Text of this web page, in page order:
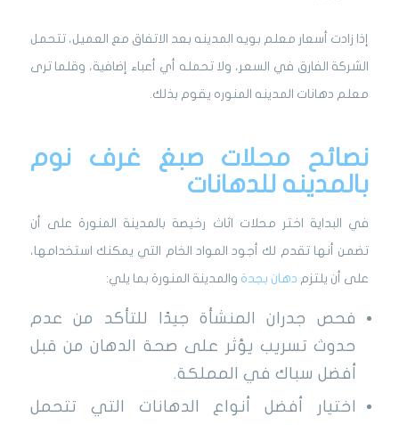
إذا زادت أسعار معلم بويه المدينه بعد الاتفاق مع العميل، تتحمل
الشركة الفارق في السعر، ولا تحمله أي أعباء إضافية، وقلما ترى
معلم دهانات المدينه المنوره يقوم بذلك.
نصائح محلات صبغ غرف نوم
بالمدينه للدهانات
في البداية اختر محلات اثاث رخيصة بالمدينة المنورة على أن
تضمن أنها تقدم لك أجود المواد الخام التي يمكنك استخدامها،
على أن يلتزم دهان بجدة والمدينة المنورة بما يلي:
فحص جدران المنشأة جيدًا للتأكد من عدم
حدوث تسريب يؤثر على صحة الدهان من قبل
أفضل سباك في المملكة.
اختيار أفضل أنواع الدهانات التي تتحمل